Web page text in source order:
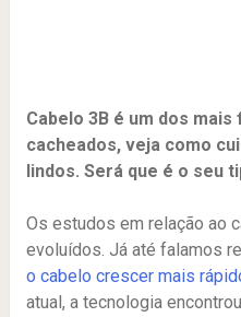
Cabelo 3B é um dos
cacheados, veja como
lindos. Será que é o seu
Os estudos em relação ao
evoluídos. Já até falamos
o cabelo crescer mais
atual, a tecnologia